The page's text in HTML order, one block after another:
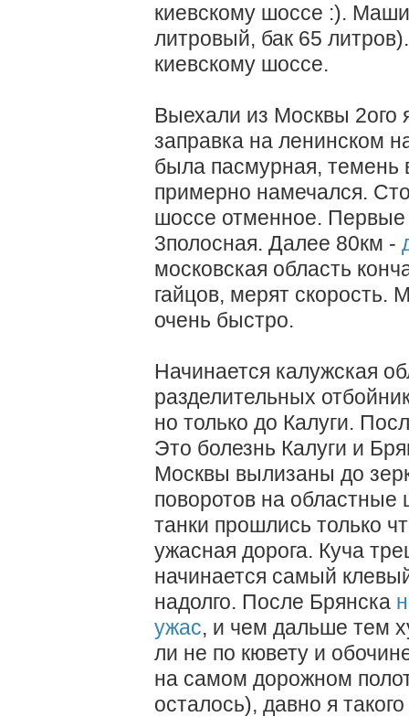
киевскому шоссе :).
литровый, бак 65
киевскому шоссе.
Выехали из Москвы 2ого
заправка на ленинском
была пасмурная, темень
примерно намечался.
шоссе отменное.
3полосная. Далее 80км -
московская область
гайцов, мерят скорость.
очень быстро.
Начинается калужская
разделительных
но только до Калуги.
Это болезнь Калуги и
Москвы вылизаны до
поворотов на
танки прошлись только
ужасная дорога. Куча
начинается самый
надолго. После Брянска
ужас, и чем дальше тем
ли не по кювету и
на самом дорожном
осталось), давно я